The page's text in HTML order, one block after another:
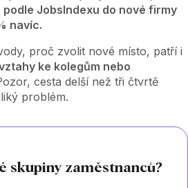
podle JobsIndexu do nové firmy
navíc.
proč zvolit nové místo, patří i
ke kolegům nebo
cesta delší než tři čtvrtě
problém.
skupiny zaměstnanců?